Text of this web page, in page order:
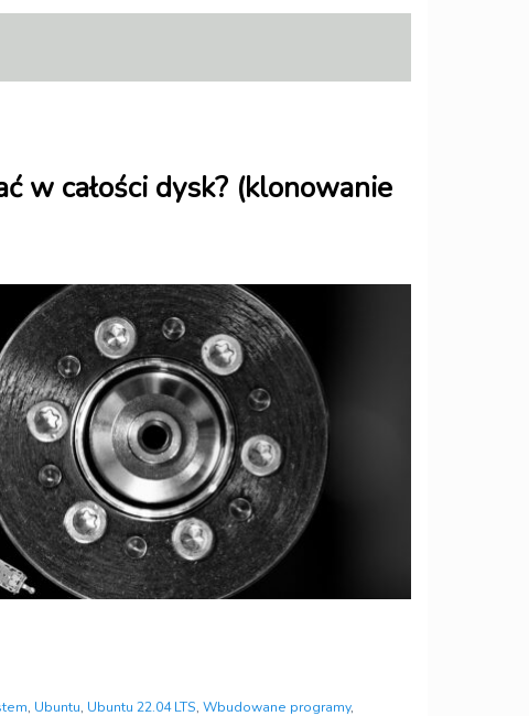
w całości dysk? (klonowanie
, Ubuntu, Ubuntu 22.04 LTS, Wbudowane programy,